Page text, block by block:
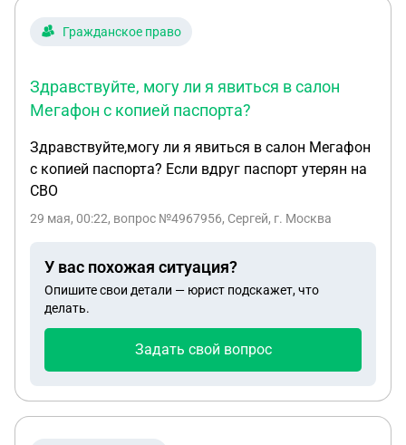
Гражданское право
Здравствуйте, могу ли я явиться в салон
Мегафон с копией паспорта?
Здравствуйте,могу ли я явиться в салон Мегафон
с копией паспорта? Если вдруг паспорт утерян на
СВО
29 мая, 00:22, вопрос №4967956, Сергей, г. Москва
У вас похожая ситуация?
Опишите свои детали — юрист подскажет, что
делать.
Задать свой вопрос